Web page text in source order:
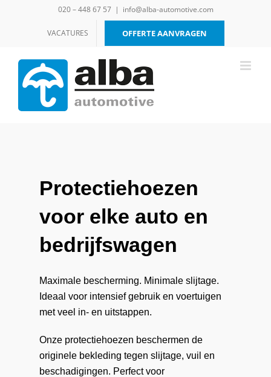
020 – 448 67 57 | info@alba-automotive.com
VACATURES OFFERTE AANVRAGEN
Protectiehoezen
voor elke auto en
bedrijfswagen
Maximale bescherming. Minimale slijtage.
Ideaal voor intensief gebruik en voertuigen
met veel in- en uitstappen.
Onze protectiehoezen beschermen de
originele bekleding tegen slijtage, vuil en
beschadigingen. Perfect voor